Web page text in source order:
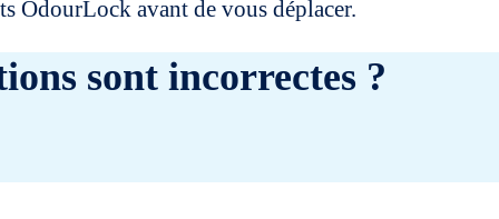
OdourLock avant de vous déplacer.
sont incorrectes ?